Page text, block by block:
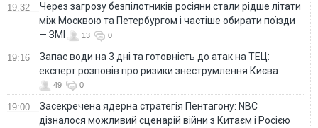
19:32
Через загрозу безпілотників росіяни стали рідше літати
між Москвою та Петербургом і частіше обирати поїзди
— ЗМІ
13 0
19:16
Запас води на 3 дні та готовність до атак на ТЕЦ:
експерт розповів про ризики знеструмлення Києва
49 0
19:00
Засекречена ядерна стратегія Пентагону: NBC
дізналося можливий сценарій війни з Китаєм і Росією